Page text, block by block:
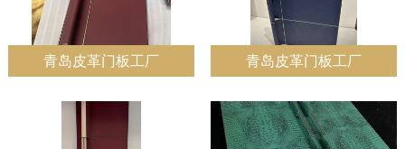
青岛皮革门板工厂 青岛皮革门板工厂